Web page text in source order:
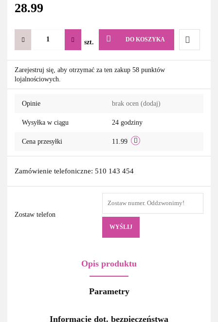
28.99
szt. DO KOSZYKA
Do
Zarejestruj się, aby otrzymać za ten zakup 58 punktów
lojalnościowych.
Opinie brak ocen (dodaj)
Wysyłka w ciągu 24 godziny
Cena przesyłki 11.99
Zamówienie telefoniczne: 510 143 454
Zostaw telefon
WYŚLIJ
Opis produktu
Parametry
Informacje dot. bezpieczeństwa